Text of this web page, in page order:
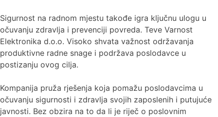
Sigurnost na radnom mjestu takođe igra ključnu ulogu u
očuvanju zdravlja i prevenciji povreda. Teve Varnost
Elektronika d.o.o. Visoko shvata važnost održavanja
produktivne radne snage i podržava poslodavce u
postizanju ovog cilja.
Kompanija pruža rješenja koja pomažu poslodavcima u
očuvanju sigurnosti i zdravlja svojih zaposlenih i putujuće
javnosti. Bez obzira na to da li je riječ o poslovnim